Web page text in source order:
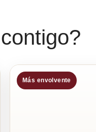
Más envolvente